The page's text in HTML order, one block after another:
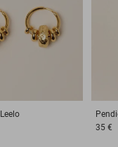
Leelo
35 €